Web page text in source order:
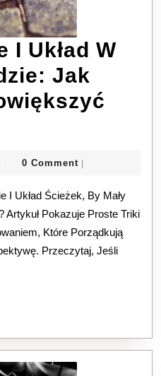
I Układ W
Jak
admin0 Comment
I Układ Ścieżek, By Mały
Artykuł Pokazuje Proste Triki
Które Porządkują
Przeczytaj, Jeśli